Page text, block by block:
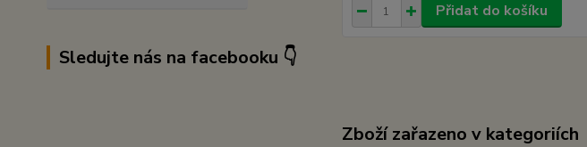
Sledujte nás na facebooku 👇
Přidat do košíku
Zboží zařazeno v kategoriích